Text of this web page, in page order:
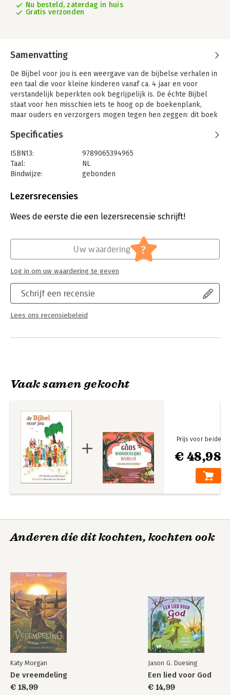
Nu besteld, zaterdag in huis
Gratis verzonden
Samenvatting
De Bijbel voor jou is een weergave van de bijbelse verhalen in
een taal die voor kleine kinderen vanaf ca. 4 jaar en voor
verstandelijk beperkten ook begrijpelijk is. De échte Bijbel
staat voor hen misschien iets te hoog op de boekenplank,
maar ouders en verzorgers mogen tegen hen zeggen: dit boek
In deze kinderbijbel worden in totaal 87 verhalen uit het Oude
Testament en 56 uit het Nieuwe Testament beschreven. Een
complete kinderbijbel, begrijpelijk en pakkend geschreven.
Heel geschikt voor in het basisonderwijs, bij de
Al meer dan 33.000 exemplaren verkocht!
Specificaties
ISBN13:
9789065394965
Taal:
NL
Bindwijze:
gebonden
Uitgever:
Verschijningsdatum:
11-3-2021
Lezersrecensies
Wees de eerste die een lezersrecensie schrijft!
Schrijf een recensie
Lees ons recensiebeleid
Uw waardering ?
Log in om uw waardering te geven
Vaak samen gekocht
€ 48,98
Prijs voor beide
Anderen die dit kochten, kochten ook
Katy Morgan
De vreemdeling
€ 18,99
Jason G. Duesing
Een lied voor God
€ 14,99